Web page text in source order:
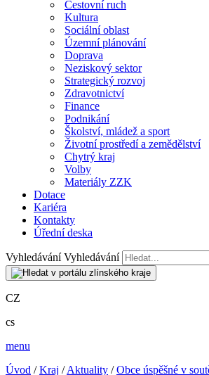
Cestovní ruch
Kultura
Sociální oblast
Územní plánování
Doprava
Neziskový sektor
Strategický rozvoj
Zdravotnictví
Finance
Podnikání
Školství, mládež a sport
Životní prostředí a zemědělství
Chytrý kraj
Volby
Materiály ZZK
Dotace
Kariéra
Kontakty
Úřední deska
Vyhledávání Vyhledávání
CZ
cs
menu
Úvod /Kraj /Aktuality /Obce úspěšné v